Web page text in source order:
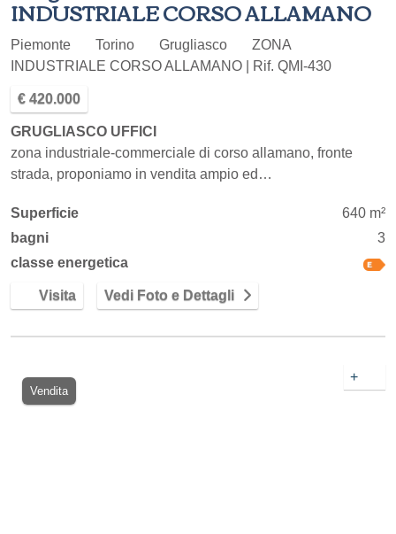
INDUSTRIALE CORSO ALLAMANO
Piemonte Torino Grugliasco
ZONA
INDUSTRIALE CORSO ALLAMANO | Rif. QMI-430
€ 420.000
GRUGLIASCO UFFICI
zona industriale-commerciale di corso allamano, fronte
strada, proponiamo in vendita ampio ed…
Superficie
640 m²
bagni
3
classe energetica
Visita Vedi Foto e Dettagli
Vendita
+